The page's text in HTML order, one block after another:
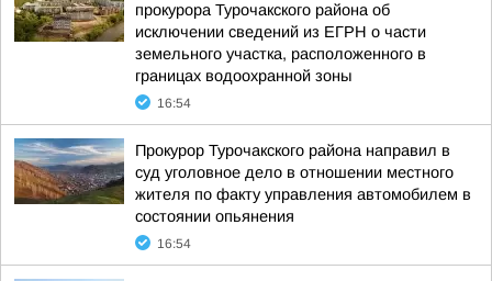
прокурора Турочакского района об
исключении сведений из ЕГРН о части
земельного участка, расположенного в
границах водоохранной зоны
16:54
Прокурор Турочакского района направил в
суд уголовное дело в отношении местного
жителя по факту управления автомобилем в
состоянии опьянения
16:54